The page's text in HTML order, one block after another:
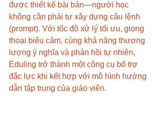
được thiết kế bài bản—người học
không cần phải tự xây dựng câu lệnh
(prompt). Với tốc độ xử lý tối ưu, giọng
thoại biểu cảm, cùng khả năng thương
lượng ý nghĩa và phản hồi tự nhiên,
Eduling trở thành một công cụ bổ trợ
đắc lực khi kết hợp với mô hình hướng
dẫn tập trung của giáo viên.